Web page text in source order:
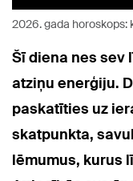
2026. gada horoskops:
Šī diena nes sev
atziņu enerģiju.
paskatīties uz
skatpunkta,
lēmumus, kurus